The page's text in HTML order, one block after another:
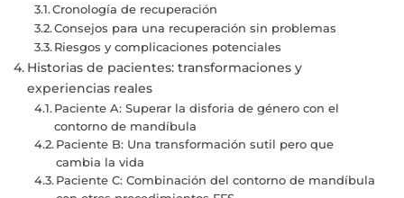
Cronología de recuperación
Consejos para una recuperación sin problemas
Riesgos y complicaciones potenciales
Historias de pacientes: transformaciones y
experiencias reales
Paciente A: Superar la disforia de género con el
contorno de mandíbula
Paciente B: Una transformación sutil pero que
cambia la vida
Paciente C: Combinación del contorno de mandíbula